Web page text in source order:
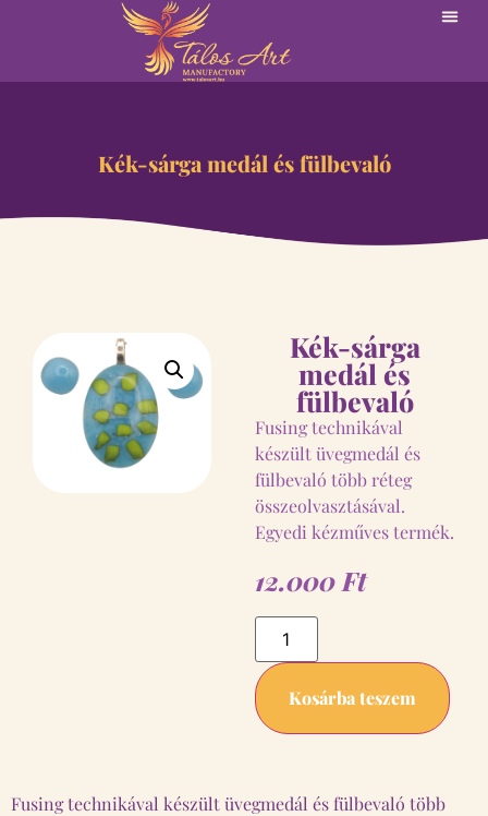
Kék-sárga medál és fülbevaló
Kék-sárga
medál és
fülbevaló
Fusing technikával
készült üvegmedál és
fülbevaló több réteg
összeolvasztásával.
Egyedi kézműves termék.
12.000 Ft
Kosárba teszem
Fusing technikával készült üvegmedál és fülbevaló több